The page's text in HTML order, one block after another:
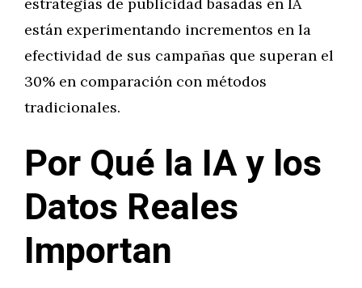
están experimentando incrementos en la
efectividad de sus campañas que superan el
30% en comparación con métodos
tradicionales.
Por Qué la IA y los
Datos Reales
Importan